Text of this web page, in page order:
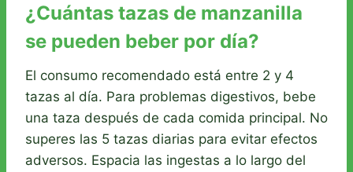
¿Cuántas tazas de manzanilla
se pueden beber por día?
El consumo recomendado está entre 2 y 4
tazas al día. Para problemas digestivos, bebe
una taza después de cada comida principal. No
superes las 5 tazas diarias para evitar efectos
adversos. Espacia las ingestas a lo largo del